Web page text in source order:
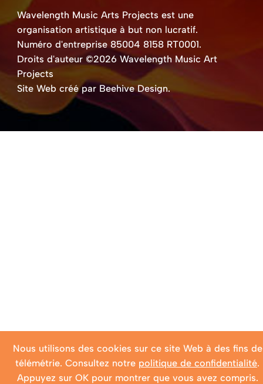
Wavelength Music Arts Projects est une
organisation artistique à but non lucratif.
Numéro d'entreprise 85004 8158 RT0001.
Droits d'auteur ©2026 Wavelength Music Art
Projects
Site Web créé par Beehive Design.
Nous utilisons des cookies sur ce site Web à des fins de
télémétrie. Consultez notre politique de confidentialité.
Appuyez sur OK pour montrer que vous avez compris.